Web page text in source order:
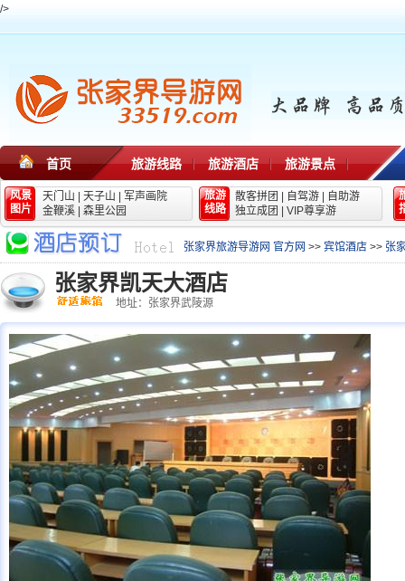
/>
首页 旅游线路 旅游酒店 旅游景点
风景
图片
天门山 天子山
军声画院
金鞭溪
森里公园
旅游
线路
散客拼团 自驾游
自助游
独立成团
VIP尊享游
张家界旅游导游网 官方网 >> 宾馆酒店 >> 张
张家界凯天大酒店
地址：张家界武陵源